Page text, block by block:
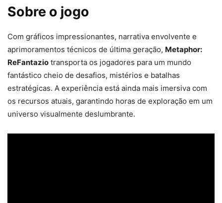
Sobre o jogo
Com gráficos impressionantes, narrativa envolvente e
aprimoramentos técnicos de última geração, Metaphor:
ReFantazio transporta os jogadores para um mundo
fantástico cheio de desafios, mistérios e batalhas
estratégicas. A experiência está ainda mais imersiva com
os recursos atuais, garantindo horas de exploração em um
universo visualmente deslumbrante.